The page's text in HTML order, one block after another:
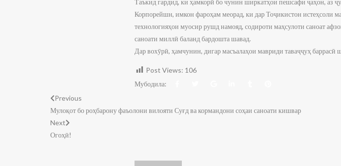
Корпорейшн, имкон фароҳам меорад, ки дар Тоҷикистон истеҳсоли
технологияҳои муосир рушд намояд, содироти маҳсулоти саноат
саноати миллӣ баланд бардошта шавад.
Дар вохӯрӣ, ҳамчунин, дигар масъалаҳои мавриди таваҷҷуҳ баррасӣ
Post Views: 106
Мубодила:
Previous
Мулоқот бо роҳбарону фаъолони вилояти Суғд ва кормандони соҳаи саноати кишвар
Next
Огоҳӣ!